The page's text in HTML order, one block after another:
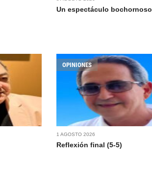
Un espectáculo bochornoso
OPINIONES
1 AGOSTO 2026
Reflexión final (5-5)